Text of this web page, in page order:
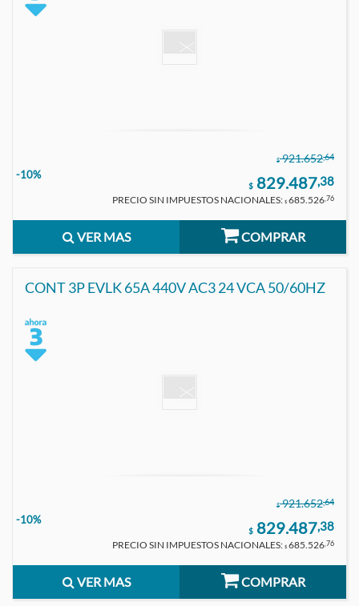
$ 921.652,64
-10%
$ 829.487,38
PRECIO SIN IMPUESTOS NACIONALES: $ 685.526,76
VER MAS COMPRAR
CONT 3P EVLK 65A 440V AC3 24 VCA 50/60HZ
$ 921.652,64
-10%
$ 829.487,38
PRECIO SIN IMPUESTOS NACIONALES: $ 685.526,76
VER MAS COMPRAR